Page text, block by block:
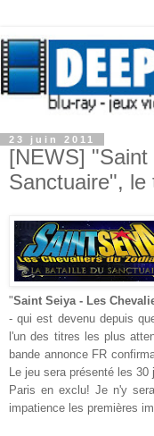
23 juin 2011
[NEWS] "Saint
Sanctuaire", le
"Saint Seiya - Les
- qui est devenu depuis
l'un des titres les plus
bande annonce FR
Le jeu sera présenté les
Paris en exclu! Je n'y
impatience les premières